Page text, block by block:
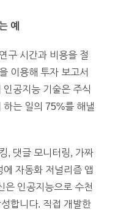
예
구 시간과 비용을 절
이용해 투자 보고서
공지능 기술은 주식
는 일의 75%를 해낼
, 댓글 모니터링, 가짜
자동화 저널리즘 앱
은 인공지능으로 수천
합니다. 직접 개발한